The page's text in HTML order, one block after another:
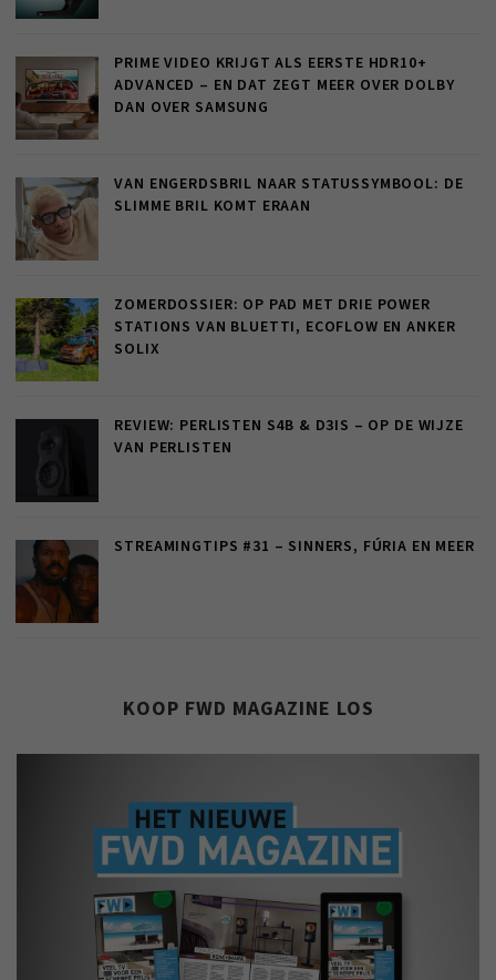
PRIME VIDEO KRIJGT ALS EERSTE HDR10+
ADVANCED – EN DAT ZEGT MEER OVER DOLBY
DAN OVER SAMSUNG
VAN ENGERDSBRIL NAAR STATUSSYMBOOL: DE
SLIMME BRIL KOMT ERAAN
ZOMERDOSSIER: OP PAD MET DRIE POWER
STATIONS VAN BLUETTI, ECOFLOW EN ANKER
SOLIX
REVIEW: PERLISTEN S4B & D3IS – OP DE WIJZE
VAN PERLISTEN
STREAMINGTIPS #31 – SINNERS, FÚRIA EN MEER
KOOP FWD MAGAZINE LOS